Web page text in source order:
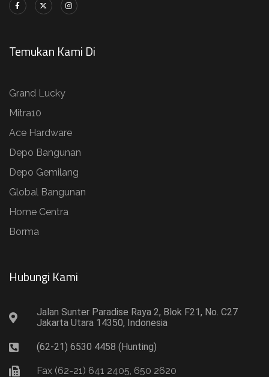
Temukan Kami Di
Grand Lucky
Mitra10
Ace Hardware
Depo Bangunan
Depo Gemilang
Global Bangunan
Home Centra
Borma
Hubungi Kami​
Jalan Sunter Paradise Raya 2, Blok F21, No. C27
Jakarta Utara 14350, Indonesia
(62-21) 6530 4458 (Hunting)
Fax (62-21) 641 2405, 650 2620